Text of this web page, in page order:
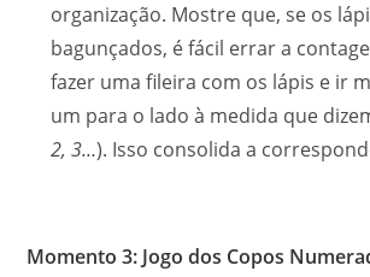
organização. Mostre que, se os
bagunçados, é fácil errar a
fazer uma fileira com os lápis e ir
um para o lado à medida que
2, 3…). Isso consolida a
Momento 3: Jogo dos Copos